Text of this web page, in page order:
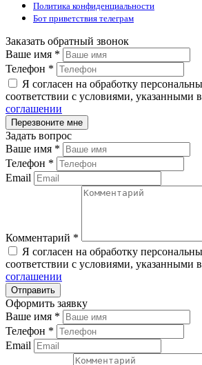
Политика конфиденциальности
Бот приветствия телеграм
Заказать обратный звонок
Ваше имя *
Телефон *
Я согласен на обработку
соответствии с условиями, указанными в
соглашении
Задать вопрос
Ваше имя *
Телефон *
Email
Комментарий *
Я согласен на обработку
соответствии с условиями, указанными в
соглашении
Оформить заявку
Ваше имя *
Телефон *
Email